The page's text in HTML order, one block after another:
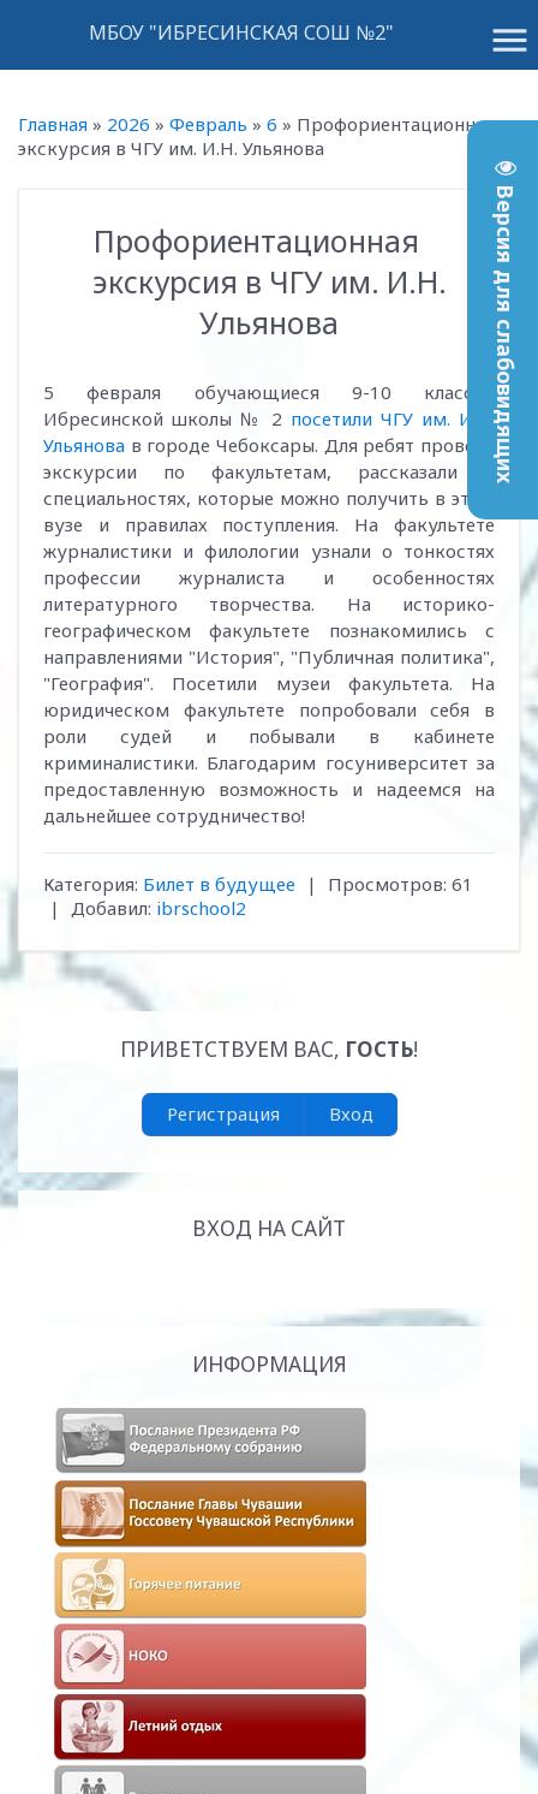
Версия для слабовидящих
menu
МБОУ "ИБРЕСИНСКАЯ СОШ №2"
Главная » 2026 » Февраль » 6 » Профориентационная
экскурсия в ЧГУ им. И.Н. Ульянова
Профориентационная
экскурсия в ЧГУ им. И.Н.
Ульянова
5 февраля обучающиеся 9-10 классов
Ибресинской школы № 2 посетили ЧГУ им. И.Н.
Ульянова в городе Чебоксары. Для ребят провели
экскурсии по факультетам, рассказали о
специальностях, которые можно получить в этом
вузе и правилах поступления. На факультете
журналистики и филологии узнали о тонкостях
профессии журналиста и особенностях
литературного творчества. На историко-
географическом факультете познакомились с
направлениями "История", "Публичная политика",
"География". Посетили музеи факультета. На
юридическом факультете попробовали себя в
роли судей и побывали в кабинете
криминалистики. Благодарим госуниверситет за
предоставленную возможность и надеемся на
дальнейшее сотрудничество!
Категория: Билет в будущее | Просмотров: 61
|
Добавил: ibrschool2
ПРИВЕТСТВУЕМ ВАС, ГОСТЬ!
Регистрация Вход
ВХОД НА САЙТ
ИНФОРМАЦИЯ